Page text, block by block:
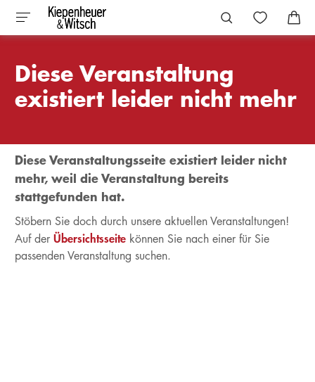
Diese Veranstaltung
existiert leider nicht mehr
Diese Veranstaltungsseite existiert leider nicht
mehr, weil die Veranstaltung bereits
stattgefunden hat.
Stöbern Sie doch durch unsere aktuellen Veranstaltungen!
Auf der Übersichtsseite können Sie nach einer für Sie
passenden Veranstaltung suchen.